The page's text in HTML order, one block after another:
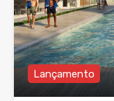
Lançamento